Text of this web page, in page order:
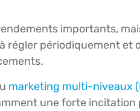
importants,
régler périodiquement et
marketing multi-niveaux
une forte